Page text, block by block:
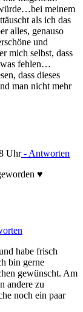
meinem
als ich das
alles, genauso
und
mich selbst, dass
fehlen…
dass dieses
man nicht mehr
Uhr- Antworten
♥️
habe frisch
bin gerne
gewünscht. Am
andere zu
noch ein paar